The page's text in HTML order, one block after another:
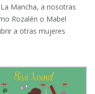
Mancha, a nosotras
Rozalén o Mabel
a otras mujeres